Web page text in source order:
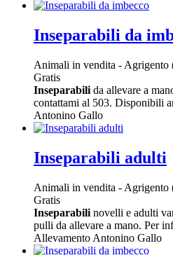
Inseparabili da
Animali in vendita - Agrigento
Gratis
Inseparabili da allevare a
contattami al 503. Disponibili
Antonino Gallo
Inseparabili adulti
Animali in vendita - Agrigento
Gratis
Inseparabili novelli e adulti
pulli da allevare a mano. Per
Allevamento Antonino Gallo